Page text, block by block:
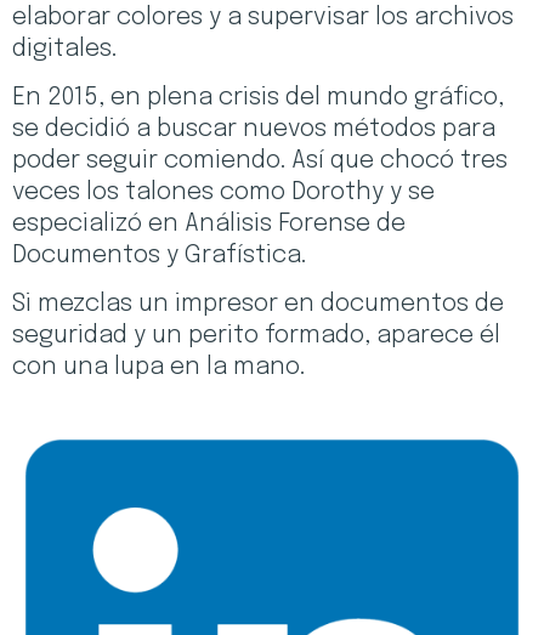
elaborar colores y a supervisar los archivos
digitales.
En 2015, en plena crisis del mundo gráfico,
se decidió a buscar nuevos métodos para
poder seguir comiendo. Así que chocó tres
veces los talones como Dorothy y se
especializó en Análisis Forense de
Documentos y Grafística.
Si mezclas un impresor en documentos de
seguridad y un perito formado, aparece él
con una lupa en la mano.